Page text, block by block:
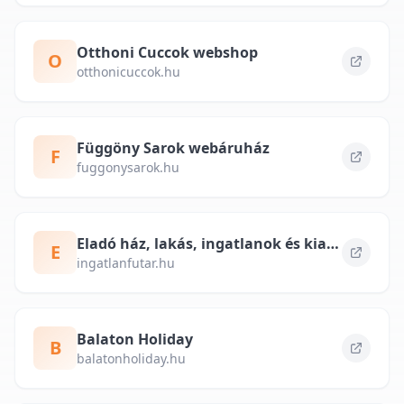
O Otthoni Cuccok webshop
otthonicuccok.hu
F Függöny Sarok webáruház
fuggonysarok.hu
E Eladó ház, lakás, ingatlanok és kiadó albérlet – ingatlanfutar.hu
ingatlanfutar.hu
B Balaton Holiday
balatonholiday.hu